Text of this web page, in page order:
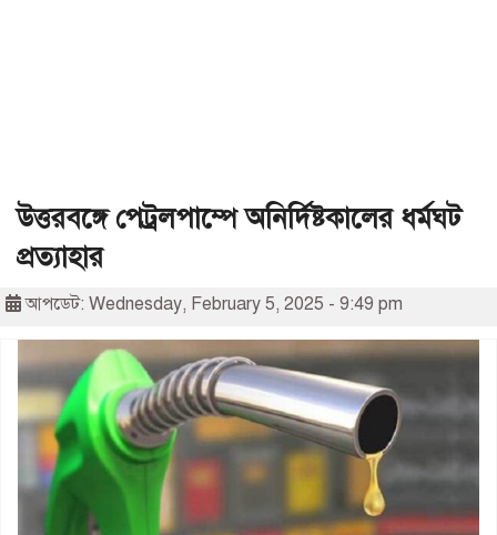
উত্তরবঙ্গে পেট্রলপাম্পে অনির্দিষ্টকালের ধর্মঘট
প্রত্যাহার
আপডেট: Wednesday, February 5, 2025 - 9:49 pm